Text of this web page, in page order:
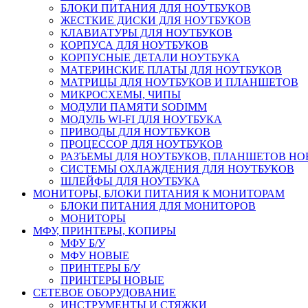
БЛОКИ ПИТАНИЯ ДЛЯ НОУТБУКОВ
ЖЕСТКИЕ ДИСКИ ДЛЯ НОУТБУКОВ
КЛАВИАТУРЫ ДЛЯ НОУТБУКОВ
КОРПУСА ДЛЯ НОУТБУКОВ
КОРПУСНЫЕ ДЕТАЛИ НОУТБУКА
МАТЕРИНСКИЕ ПЛАТЫ ДЛЯ НОУТБУКОВ
МАТРИЦЫ ДЛЯ НОУТБУКОВ И ПЛАНШЕТОВ
МИКРОСХЕМЫ, ЧИПЫ
МОДУЛИ ПАМЯТИ SODIMM
МОДУЛЬ WI-FI ДЛЯ НОУТБУКА
ПРИВОДЫ ДЛЯ НОУТБУКОВ
ПРОЦЕССОР ДЛЯ НОУТБУКОВ
РАЗЪЕМЫ ДЛЯ НОУТБУКОВ, ПЛАНШЕТОВ
СИСТЕМЫ ОХЛАЖДЕНИЯ ДЛЯ НОУТБУКОВ
ШЛЕЙФЫ ДЛЯ НОУТБУКА
МОНИТОРЫ, БЛОКИ ПИТАНИЯ К МОНИТОРАМ
БЛОКИ ПИТАНИЯ ДЛЯ МОНИТОРОВ
МОНИТОРЫ
МФУ, ПРИНТЕРЫ, КОПИРЫ
МФУ Б/У
МФУ НОВЫЕ
ПРИНТЕРЫ Б/У
ПРИНТЕРЫ НОВЫЕ
СЕТЕВОЕ ОБОРУДОВАНИЕ
ИНСТРУМЕНТЫ И СТЯЖКИ